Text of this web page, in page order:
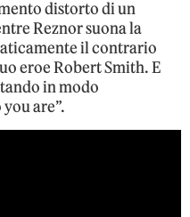
distorto di un
Reznor suona la
il contrario
eroe Robert Smith. E
in modo
are”.